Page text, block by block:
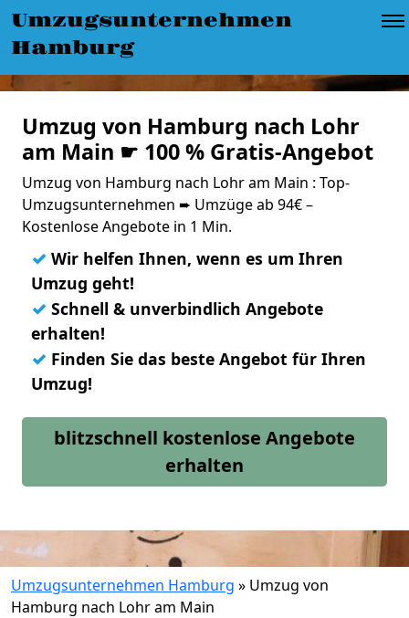
Umzugsunternehmen
Hamburg
Umzug von Hamburg nach Lohr
am Main ☛ 100 % Gratis-Angebot
Umzug von Hamburg nach Lohr am Main : Top-
Umzugsunternehmen ➨ Umzüge ab 94€ –
Kostenlose Angebote in 1 Min.
✓ Wir helfen Ihnen, wenn es um Ihren
Umzug geht!
✓ Schnell & unverbindlich Angebote
erhalten!
✓ Finden Sie das beste Angebot für Ihren
Umzug!
blitzschnell kostenlose Angebote
erhalten
Umzugsunternehmen Hamburg » Umzug von
Hamburg nach Lohr am Main